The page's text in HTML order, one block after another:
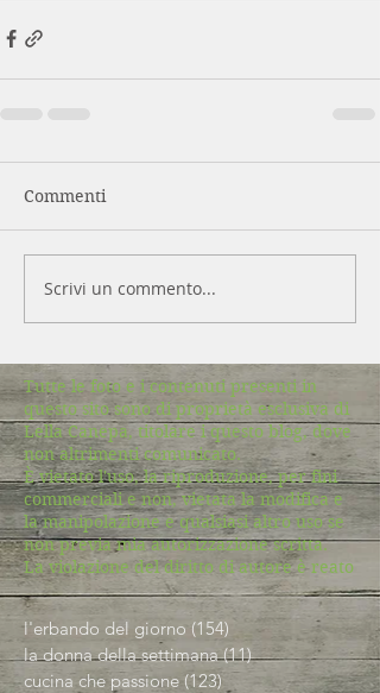
Commenti
Scrivi un commento...
Tutte le foto e i contenuti presenti in
questo sito sono di proprietà esclusiva di
Lella Canepa, titolare i questo blog, dove
non altrimenti comunicato.
È vietato l'uso, la riproduzione, per fini
commerciali e non, vietata la modifica e
la manipolazione e qualsiasi altro uso se
non previa mia autorizzazione scritta.
La violazione del diritto di autore è reato
l'erbando del giorno (154) 154 post
la donna della settimana (11)11 post
cucina che passione (123) 123 post